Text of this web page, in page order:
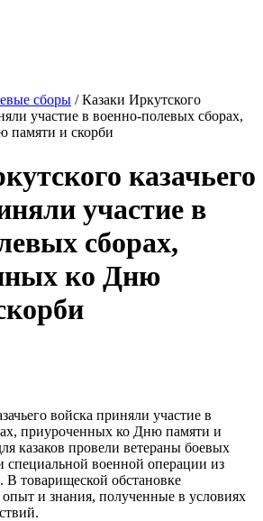
сборы / Казаки Иркутского
участие в военно-полевых сборах,
памяти и скорби
казачьего
участие в
сборах,
ко Дню
войска приняли участие в
приуроченных ко Дню памяти и
казаков провели ветераны боевых
специальной военной операции из
товарищеской обстановке
и знания, полученные в условиях